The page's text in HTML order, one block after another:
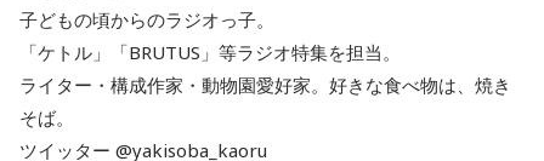
子どもの頃からのラジオっ子。
「ケトル」「BRUTUS」等ラジオ特集を担当。
ライター・構成作家・動物園愛好家。好きな食べ物は、焼き
そば。
ツイッター @yakisoba_kaoru